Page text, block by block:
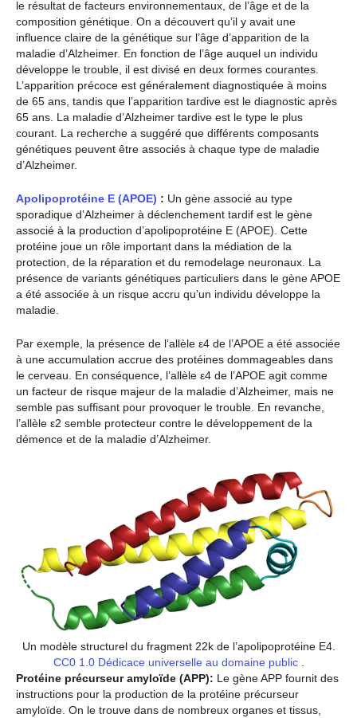
le résultat de facteurs environnementaux, de l’âge et de la
composition génétique. On a découvert qu’il y avait une
influence claire de la génétique sur l’âge d’apparition de la
maladie d’Alzheimer. En fonction de l’âge auquel un individu
développe le trouble, il est divisé en deux formes courantes.
L’apparition précoce est généralement diagnostiquée à moins
de 65 ans, tandis que l’apparition tardive est le diagnostic après
65 ans. La maladie d’Alzheimer tardive est le type le plus
courant. La recherche a suggéré que différents composants
génétiques peuvent être associés à chaque type de maladie
d’Alzheimer.
Apolipoprotéine E (APOE) : Un gène associé au type
sporadique d’Alzheimer à déclenchement tardif est le gène
associé à la production d’apolipoprotéine E (APOE). Cette
protéine joue un rôle important dans la médiation de la
protection, de la réparation et du remodelage neuronaux. La
présence de variants génétiques particuliers dans le gène APOE
a été associée à un risque accru qu’un individu développe la
maladie.
Par exemple, la présence de l’allèle ε4 de l’APOE a été associée
à une accumulation accrue des protéines dommageables dans
le cerveau. En conséquence, l’allèle ε4 de l’APOE agit comme
un facteur de risque majeur de la maladie d’Alzheimer, mais ne
semble pas suffisant pour provoquer le trouble. En revanche,
l’allèle ε2 semble protecteur contre le développement de la
démence et de la maladie d’Alzheimer.
Un modèle structurel du fragment 22k de l’apolipoprotéine E4.
CC0 1.0 Dédicace universelle au domaine public.
Protéine précurseur amyloïde (APP): Le gène APP fournit des
instructions pour la production de la protéine précurseur
amyloïde. On le trouve dans de nombreux organes et tissus,